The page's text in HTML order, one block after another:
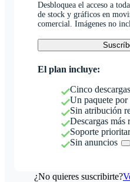
Desbloquea el acceso a
de stock y gráficos en
comercial. Imágenes no
El plan incluye:
Cinco
Un paquete por
Sin atribución
Descargas más
Soporte
Sin anuncios
¿No quieres suscribirte?